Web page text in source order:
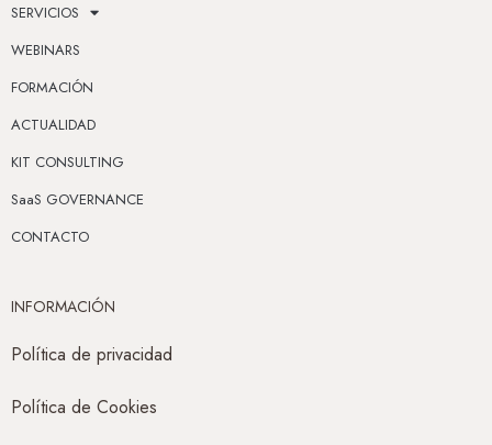
SERVICIOS
WEBINARS
FORMACIÓN
ACTUALIDAD
KIT CONSULTING
SaaS GOVERNANCE
CONTACTO
INFORMACIÓN
Política de privacidad
Política de Cookies